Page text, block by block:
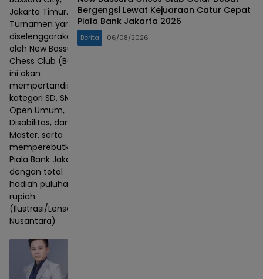
Jakarta Timur.
Turnamen yang
diselenggarakan
oleh New Bassura
Chess Club (BCC)
ini akan
mempertandingkan
kategori SD, SMP,
Open Umum,
Disabilitas, dan
Master, serta
memperebutkan
Piala Bank Jakarta
dengan total
hadiah puluhan juta
rupiah.
(Ilustrasi/Lensa
Nusantara)
Bergengsi Lewat Kejuaraan Catur Cepat
Piala Bank Jakarta 2026
Berita 06/08/2026